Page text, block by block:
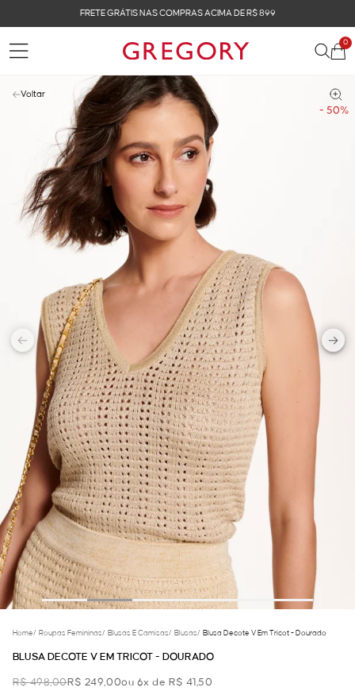
FRETE GRÁTIS NAS COMPRAS ACIMA DE R$ 899
0
- 50%
Voltar
Home/ Roupas Femininas/ Blusas E Camisas/ Blusas/ Blusa Decote V Em Tricot - Dourado
BLUSA DECOTE V EM TRICOT - DOURADO
R$ 498,00R$ 249,00ou 6x de R$ 41,50